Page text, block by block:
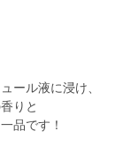
ール液に浸け、
りと
品です！